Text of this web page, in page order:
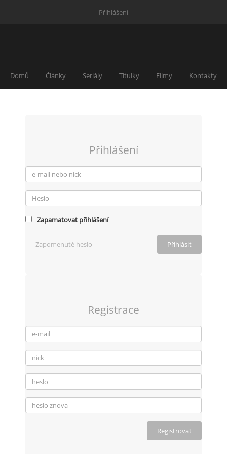
Přihlášení
Domů Články Seriály Titulky Filmy Kontakty
Přihlášení
Zapamatovat přihlášení
Zapomenuté heslo
Registrace